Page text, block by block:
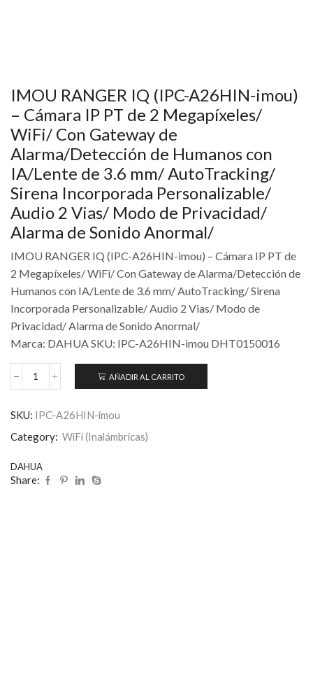
IMOU RANGER IQ (IPC-A26HIN-imou)
– Cámara IP PT de 2 Megapíxeles/
WiFi/ Con Gateway de
Alarma/Detección de Humanos con
IA/Lente de 3.6 mm/ AutoTracking/
Sirena Incorporada Personalizable/
Audio 2 Vias/ Modo de Privacidad/
Alarma de Sonido Anormal/
IMOU RANGER IQ (IPC-A26HIN-imou) – Cámara IP PT de
2 Megapíxeles/ WiFi/ Con Gateway de Alarma/Detección de
Humanos con IA/Lente de 3.6 mm/ AutoTracking/ Sirena
Incorporada Personalizable/ Audio 2 Vias/ Modo de
Privacidad/ Alarma de Sonido Anormal/
Marca: DAHUA SKU: IPC-A26HIN-imou DHT0150016
AÑADIR AL CARRITO
SKU: IPC-A26HIN-imou
Category: WiFi (Inalámbricas)
DAHUA
Share: